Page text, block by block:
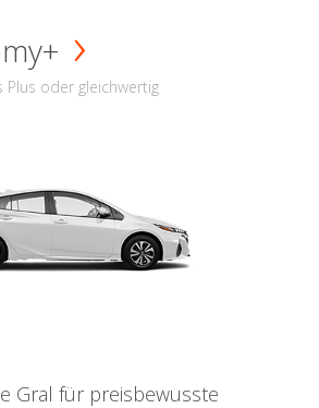
Plus oder gleichwertig
Gral für preisbewusste